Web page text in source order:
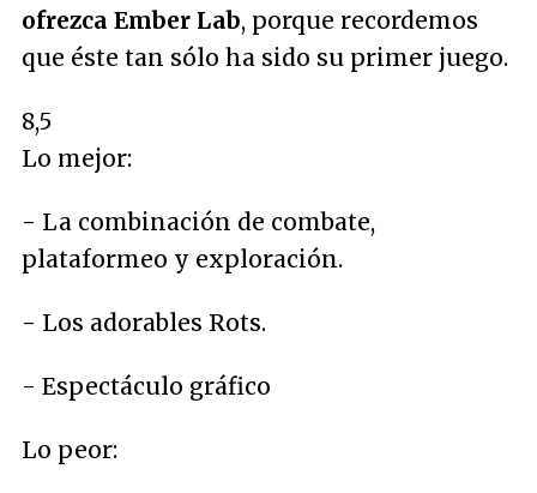
ofrezca Ember Lab, porque recordemos
que éste tan sólo ha sido su primer juego.
8,5
Lo mejor:
- La combinación de combate,
plataformeo y exploración.
- Los adorables Rots.
- Espectáculo gráfico
Lo peor: